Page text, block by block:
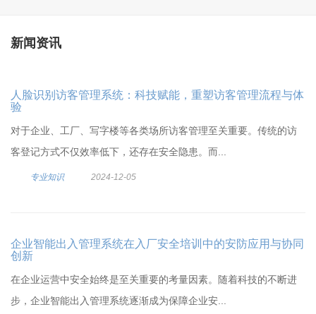
新闻资讯
人脸识别访客管理系统：科技赋能，重塑访客管理流程与体
验
对于企业、工厂、写字楼等各类场所访客管理至关重要。传统的访
客登记方式不仅效率低下，还存在安全隐患。而...
专业知识 2024-12-05
企业智能出入管理系统在入厂安全培训中的安防应用与协同
创新
在企业运营中安全始终是至关重要的考量因素。随着科技的不断进
步，企业智能出入管理系统逐渐成为保障企业安...